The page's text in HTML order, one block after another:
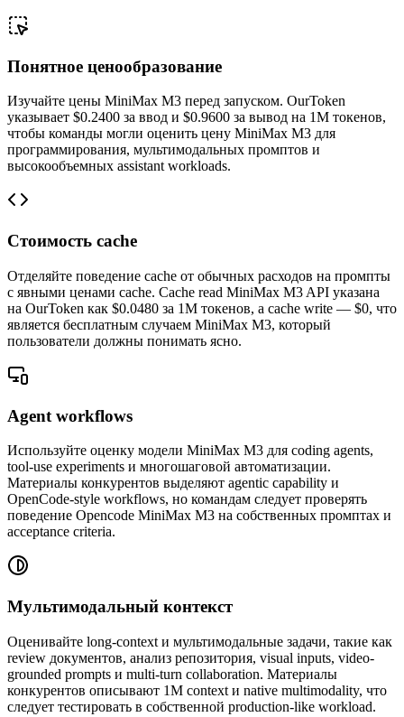
Понятное ценообразование
Изучайте цены MiniMax M3 перед запуском. OurToken
указывает $0.2400 за ввод и $0.9600 за вывод на 1M токенов,
чтобы команды могли оценить цену MiniMax M3 для
программирования, мультимодальных промптов и
высокообъемных assistant workloads.
Стоимость cache
Отделяйте поведение cache от обычных расходов на промпты
с явными ценами cache. Cache read MiniMax M3 API указана
на OurToken как $0.0480 за 1M токенов, а cache write — $0, что
является бесплатным случаем MiniMax M3, который
пользователи должны понимать ясно.
Agent workflows
Используйте оценку модели MiniMax M3 для coding agents,
tool-use experiments и многошаговой автоматизации.
Материалы конкурентов выделяют agentic capability и
OpenCode-style workflows, но командам следует проверять
поведение Opencode MiniMax M3 на собственных промптах и
acceptance criteria.
Мультимодальный контекст
Оценивайте long-context и мультимодальные задачи, такие как
review документов, анализ репозитория, visual inputs, video-
grounded prompts и multi-turn collaboration. Материалы
конкурентов описывают 1M context и native multimodality, что
следует тестировать в собственной production-like workload.